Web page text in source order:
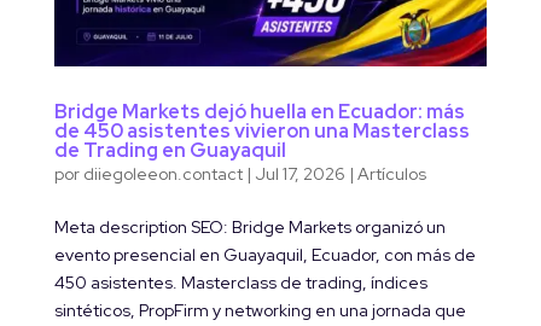
Bridge Markets dejó huella en Ecuador: más
de 450 asistentes vivieron una Masterclass
de Trading en Guayaquil
por diiegoleeon.contact| Jul 17, 2026 | Artículos
Meta description SEO: Bridge Markets organizó un
evento presencial en Guayaquil, Ecuador, con más de
450 asistentes. Masterclass de trading, índices
sintéticos, PropFirm y networking en una jornada que